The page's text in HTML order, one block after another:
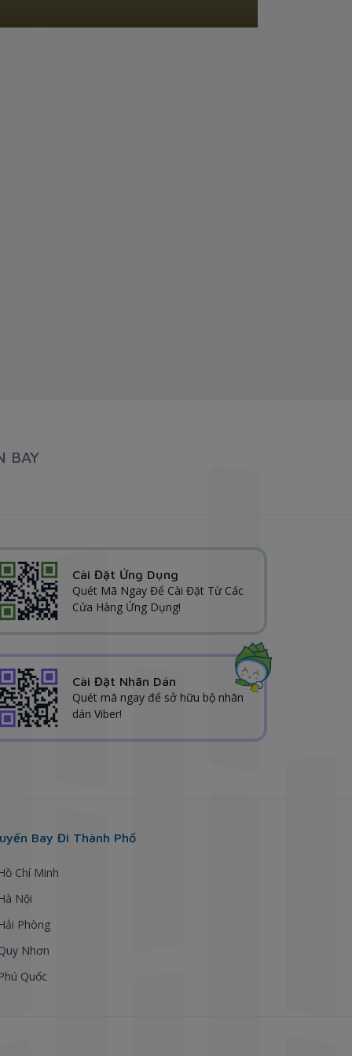
BAY
Cài Đặt Ứng Dụng
Quét Mã Ngay Để Cài Đặt Từ Các
Cửa Hàng Ứng Dụng!
Cài Đặt Nhãn Dán
Quét mã ngay để sở hữu bộ nhãn
dán Viber!
Bay Đi Thành Phố
Chí Minh
Nội
Phòng
Nhơn
Quốc